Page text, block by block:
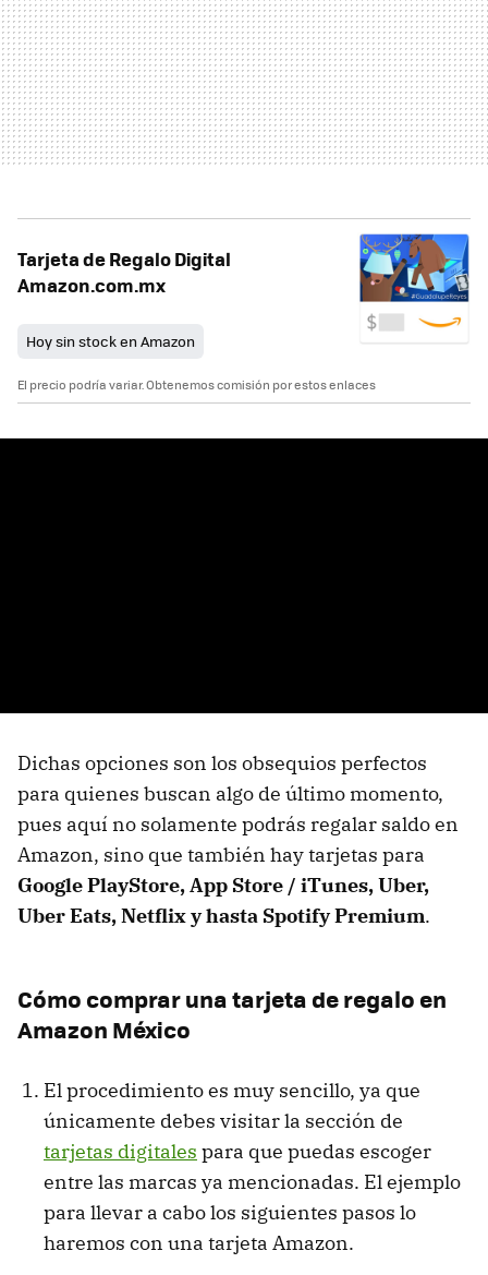
Tarjeta de Regalo Digital
Amazon.com.mx
Hoy sin stock en Amazon
El precio podría variar. Obtenemos comisión por estos enlaces
Dichas opciones son los obsequios perfectos
para quienes buscan algo de último momento,
pues aquí no solamente podrás regalar saldo en
Amazon, sino que también hay tarjetas para
Google PlayStore, App Store / iTunes, Uber,
Uber Eats, Netflix y hasta Spotify Premium.
Cómo comprar una tarjeta de regalo en
Amazon México
El procedimiento es muy sencillo, ya que
únicamente debes visitar la sección de
tarjetas digitales para que puedas escoger
entre las marcas ya mencionadas. El ejemplo
para llevar a cabo los siguientes pasos lo
haremos con una tarjeta Amazon.